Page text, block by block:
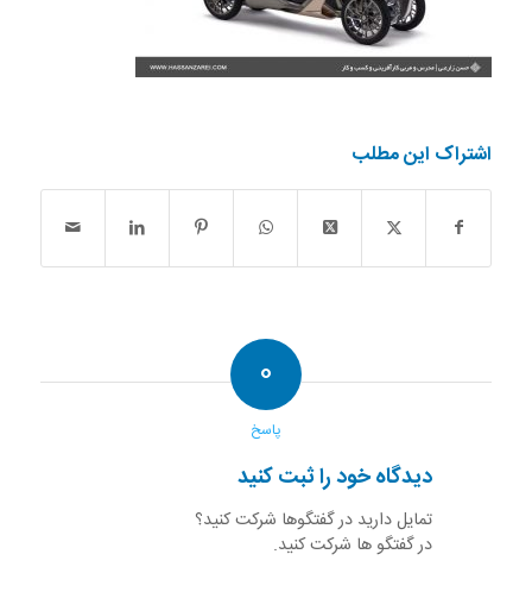
اشتراک این مطلب
0
پاسخ
دیدگاه خود را ثبت کنید
تمایل دارید در گفتگوها شرکت کنید؟
در گفتگو ها شرکت کنید.